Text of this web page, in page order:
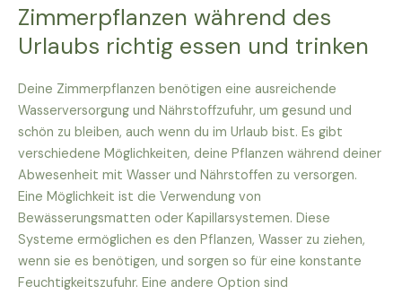
Zimmerpflanzen während des
Urlaubs richtig essen und trinken
Deine Zimmerpflanzen benötigen eine ausreichende
Wasserversorgung und Nährstoffzufuhr, um gesund und
schön zu bleiben, auch wenn du im Urlaub bist. Es gibt
verschiedene Möglichkeiten, deine Pflanzen während deiner
Abwesenheit mit Wasser und Nährstoffen zu versorgen.
Eine Möglichkeit ist die Verwendung von
Bewässerungsmatten oder Kapillarsystemen. Diese
Systeme ermöglichen es den Pflanzen, Wasser zu ziehen,
wenn sie es benötigen, und sorgen so für eine konstante
Feuchtigkeitszufuhr. Eine andere Option sind